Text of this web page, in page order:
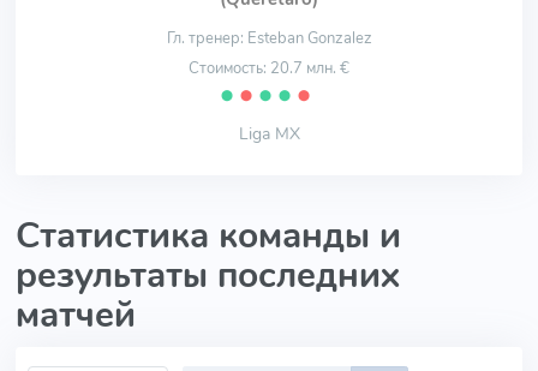
Гл. тренер: Esteban Gonzalez
Стоимость: 20.7 млн. €
⬤ ⬤ ⬤ ⬤ ⬤
Liga MX
Статистика команды и
результаты последних
матчей